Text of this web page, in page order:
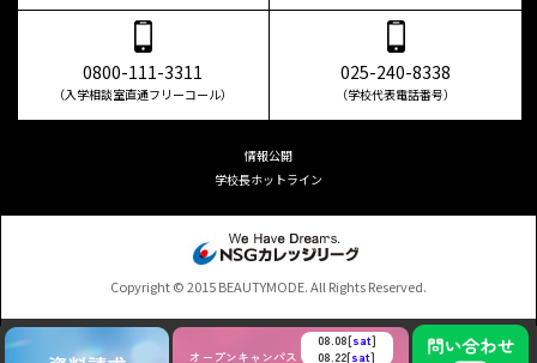
0800-111-3311
（入学相談室直通フリーコール）
025-240-8338
（学校代表電話番号）
情報公開
学校長ホットライン
Copyright © 2015 BEAUTYMODE. All Rights Reserved.
オープンキャンパス
08.08[sat]
08.22[sat]